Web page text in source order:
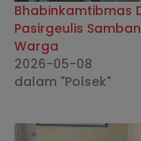
Bhabinkamtibmas
Pasirgeulis
Warga
2026-05-08
dalam "Polsek"